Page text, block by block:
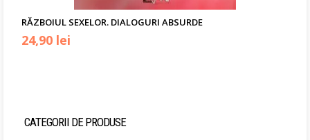
RĂZBOIUL SEXELOR. DIALOGURI ABSURDE
Prețul
fost:
24,90 lei
24,90 lei.
CATEGORII DE PRODUSE